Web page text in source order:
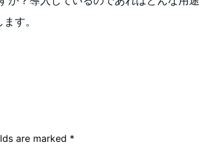
す。
are marked *